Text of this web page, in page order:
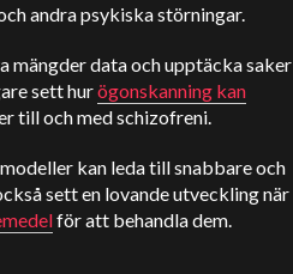
andra psykiska störningar.
data och upptäcka saker
sett hurögonskanning kan
till och med schizofreni.
kan leda till snabbare och
sett en lovande utveckling när
för att behandla dem.